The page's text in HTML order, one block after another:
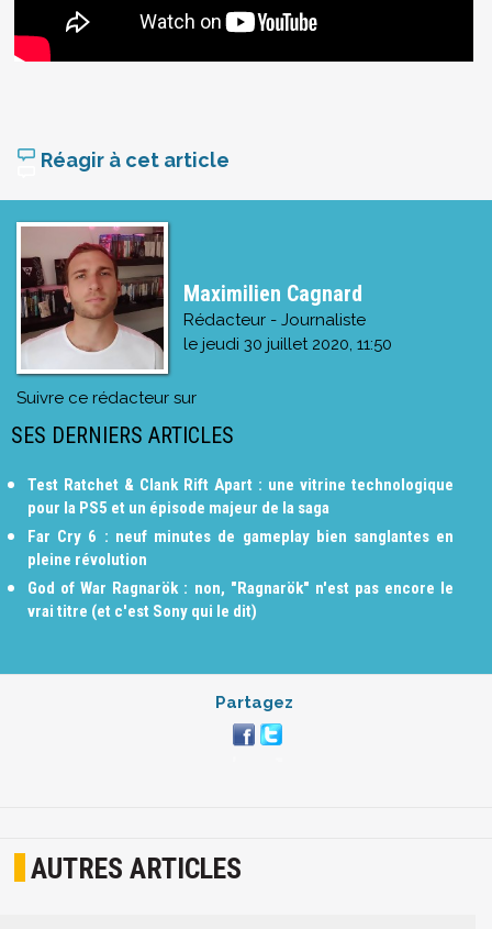
Réagir à cet article
Maximilien Cagnard
Rédacteur - Journaliste
le jeudi 30 juillet 2020, 11:50
Suivre ce rédacteur sur
SES DERNIERS ARTICLES
Test Ratchet & Clank Rift Apart : une vitrine technologique
pour la PS5 et un épisode majeur de la saga
Far Cry 6 : neuf minutes de gameplay bien sanglantes en
pleine révolution
God of War Ragnarök : non, "Ragnarök" n'est pas encore le
vrai titre (et c'est Sony qui le dit)
Partagez
AUTRES ARTICLES